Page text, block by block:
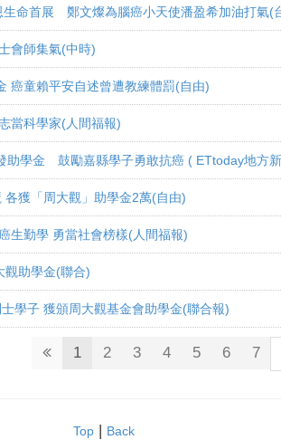
命首展 鄭文燦為腦癌小天使潘盈希加油打氣(
會師集氣(中時)
癌童賴平安自述曾遭教練體罰(自由)
當科學家(人間福報)
助學金 鼓勵嘉縣學子勇敢抗癌 ( ETtoday地方
獲「周大觀」助學金2萬(自由)
生勤學 勇當社會榜樣(人間福報)
觀助學金(聯合)
學子 獲頒周大觀基金會助學金(聯合報)
1 2 3 4 5 6 7
Top| Back